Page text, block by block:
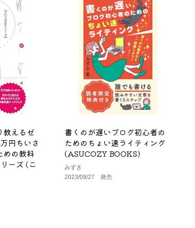
教えるゼ
円ちいさ
めの教科
ーズ (こ
書くのが遅いブログ初心者の
ためのちょい速ライティング
(ASUCOZY BOOKS)
みずき
2023/09/27 発売